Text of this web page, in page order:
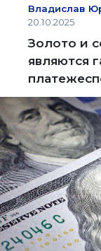
Владислав
20.10.2025
Золото и
являются